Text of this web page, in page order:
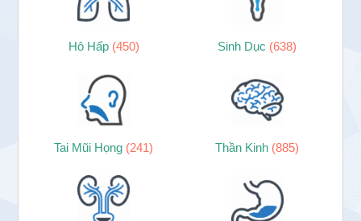
Hô Hấp (450) Sinh Dục (638)
Tai Mũi Họng (241) Thần Kinh (885)